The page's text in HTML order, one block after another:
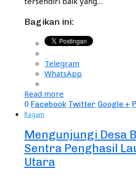
Bagikan ini:
Telegram
WhatsApp
Read more
0 Facebook Twitter Google +
Ragam
Mengunjungi Desa
Sentra Penghasil
Utara